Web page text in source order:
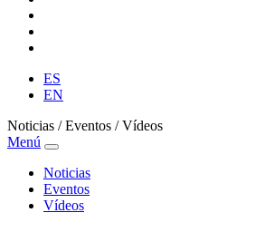
ES
EN
Noticias / Eventos / Vídeos
Menú
Noticias
Eventos
Vídeos